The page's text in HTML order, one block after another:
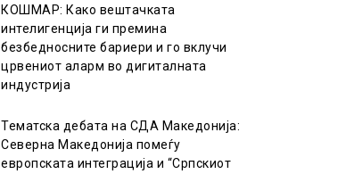
КОШМАР: Како вештачката
интелигенција ги премина
безбедносните бариери и го вклучи
црвениот аларм во дигиталната
индустрија
Тематска дебата на СДА Македонија:
Северна Македонија помеѓу
европската интеграција и “Српскиот